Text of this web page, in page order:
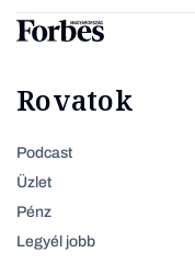
Rovatok
Podcast
Üzlet
Pénz
Legyél jobb